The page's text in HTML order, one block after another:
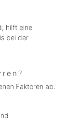
hilft eine
bei der
Faktoren ab: